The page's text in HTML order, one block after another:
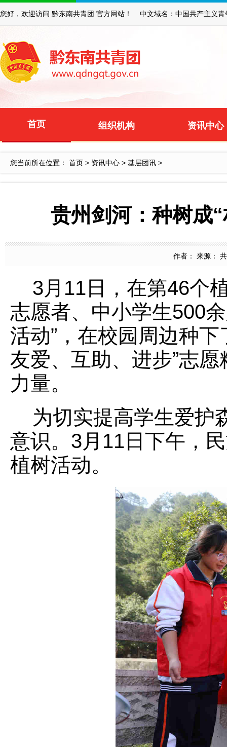
您好，欢迎访问 黔东南共青团 官方网站！ 中文域名：中国共产主义青
首页 组织机构 资讯中心
您当前所在位置： 首页 > 资讯中心 > 基层团讯 >
贵州剑河：种树成
作者： 来源：
3月11日，在第46个
志愿者、中小学生500
活动”，在校园周边种
友爱、互助、进步”志
力量。
为切实提高学生爱护
意识。3月11日下午，
植树活动。